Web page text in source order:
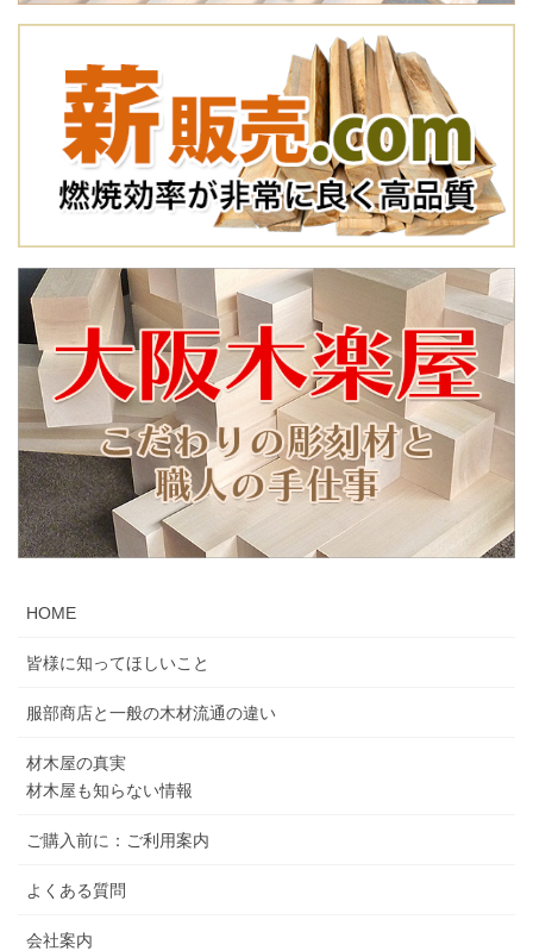
HOME
皆様に知ってほしいこと
服部商店と一般の木材流通の違い
材木屋の真実
材木屋も知らない情報
ご購入前に：ご利用案内
よくある質問
会社案内